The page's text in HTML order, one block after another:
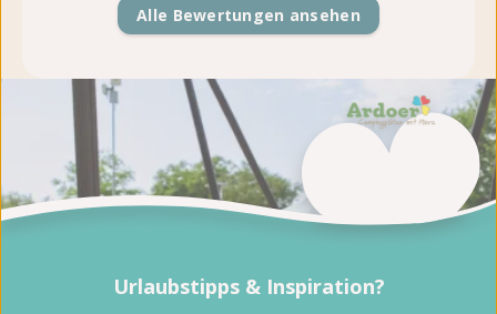
Alle Bewertungen ansehen
Urlaubstipps & Inspiration?